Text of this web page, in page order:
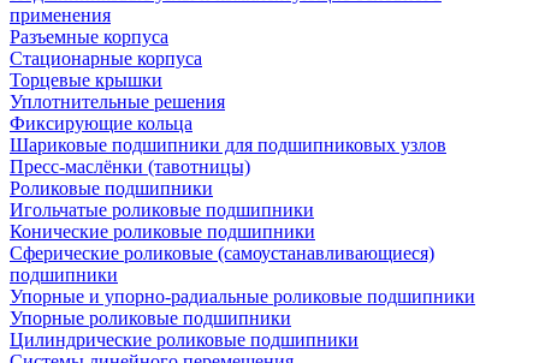
применения
Разъемные корпуса
Стационарные корпуса
Торцевые крышки
Уплотнительные решения
Фиксирующие кольца
Шариковые подшипники для подшипниковых узлов
Пресс-маслёнки (тавотницы)
Роликовые подшипники
Игольчатые роликовые подшипники
Конические роликовые подшипники
Сферические роликовые (самоустанавливающиеся)
подшипники
Упорные и упорно-радиальные роликовые подшипники
Упорные роликовые подшипники
Цилиндрические роликовые подшипники